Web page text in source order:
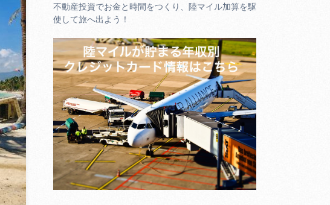
不動産投資でお金と時間をつくり、陸マイル加算を駆
使して旅へ出よう！